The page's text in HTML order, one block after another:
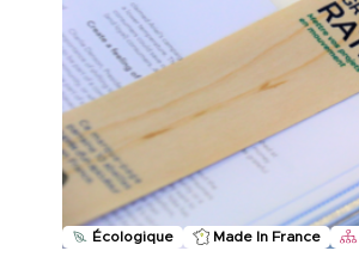
Écologique Made In France